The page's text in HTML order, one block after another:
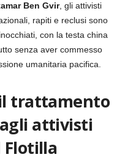
Ben Gvir, gli attivisti
rapiti e reclusi sono
con la testa china
senza aver commesso
umanitaria pacifica.
trattamento
attivisti
Flotilla